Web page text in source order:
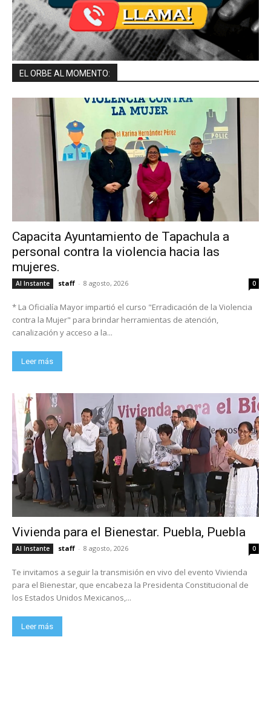
EL ORBE AL MOMENTO:
Capacita Ayuntamiento de Tapachula a
personal contra la violencia hacia las
mujeres.
Al Instante staff - 8 agosto, 2026 0
* La Oficialía Mayor impartió el curso "Erradicación de la Violencia
contra la Mujer" para brindar herramientas de atención,
canalización y acceso a la...
Leer más
Vivienda para el Bienestar. Puebla, Puebla
Al Instante staff - 8 agosto, 2026 0
Te invitamos a seguir la transmisión en vivo del evento Vivienda
para el Bienestar, que encabeza la Presidenta Constitucional de
los Estados Unidos Mexicanos,...
Leer más